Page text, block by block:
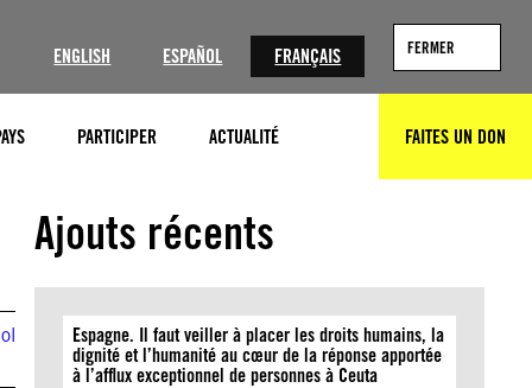
ENGLISH ESPAÑOL FRANÇAIS FERMER
PARTICIPER ACTUALITÉ RECHERCHERFAITES UN DON
Ajouts récents
Espagne. Il faut veiller à placer les droits humains, la
dignité et l’humanité au cœur de la réponse apportée
à l’afflux exceptionnel de personnes à Ceuta